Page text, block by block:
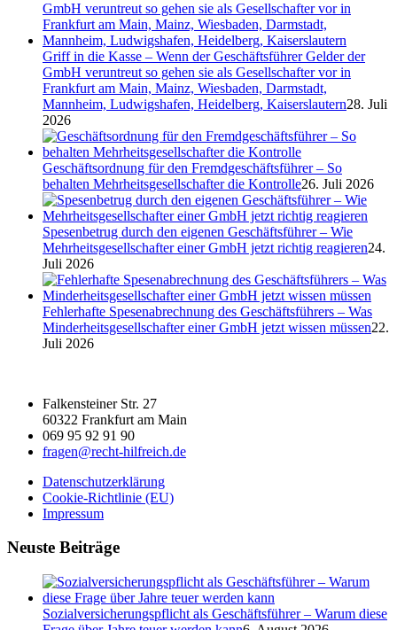
Griff in die Kasse – Wenn der Geschäftsführer Gelder der
GmbH veruntreut so gehen sie als Gesellschafter vor in
Frankfurt am Main, Mainz, Wiesbaden, Darmstadt,
Mannheim, Ludwigshafen, Heidelberg, Kaiserslautern28. Juli
2026
Geschäftsordnung für den Fremdgeschäftsführer – So
behalten Mehrheitsgesellschafter die Kontrolle26. Juli 2026
Spesenbetrug durch den eigenen Geschäftsführer – Wie
Mehrheitsgesellschafter einer GmbH jetzt richtig reagieren24.
Juli 2026
Fehlerhafte Spesenabrechnung des Geschäftsführers – Was
Minderheitsgesellschafter einer GmbH jetzt wissen müssen22.
Juli 2026
Falkensteiner Str. 27
60322 Frankfurt am Main
069 95 92 91 90
fragen@recht-hilfreich.de
Datenschutzerklärung
Cookie-Richtlinie (EU)
Impressum
Neuste Beiträge
Sozialversicherungspflicht als Geschäftsführer – Warum diese